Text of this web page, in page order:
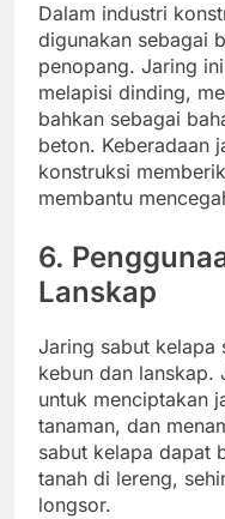
Dalam industri
digunakan sebagai
penopang. Jaring
melapisi dinding,
bahkan sebagai
beton. Keberadaan
konstruksi
membantu
6.
Lanskap
Jaring sabut kelapa
kebun dan lanskap.
untuk menciptakan
tanaman, dan
sabut kelapa dapat
tanah di lereng,
longsor.